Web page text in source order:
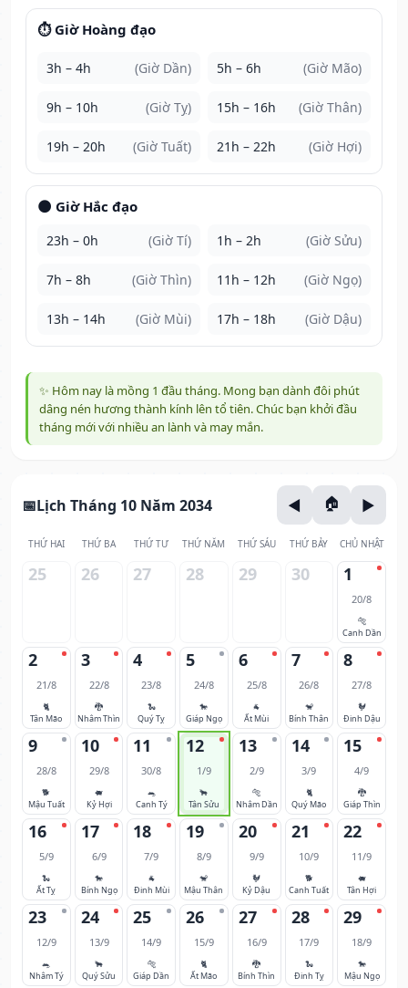
⏱️ Giờ Hoàng đạo
3h – 4h (Giờ Dần) 5h – 6h (Giờ Mão)
9h – 10h (Giờ Tỵ) 15h – 16h (Giờ Thân)
19h – 20h (Giờ Tuất) 21h – 22h (Giờ Hợi)
🌑 Giờ Hắc đạo
23h – 0h (Giờ Tí) 1h – 2h (Giờ Sửu)
7h – 8h (Giờ Thìn) 11h – 12h (Giờ Ngọ)
13h – 14h (Giờ Mùi) 17h – 18h (Giờ Dậu)
✨ Hôm nay là mồng 1 đầu tháng. Mong bạn dành đôi phút
dâng nén hương thành kính lên tổ tiên. Chúc bạn khởi đầu
tháng mới với nhiều an lành và may mắn.
Lịch Tháng 10 Năm 2034
THỨ HAI THỨ BA THỨ TƯ THỨ NĂM THỨ SÁU THỨ BẢY CHỦ NHẬT
25 26 27 28 29 30 1
20/8
🐅
Canh Dần
2
21/8
🐈
Tân Mão
3
22/8
🐉
Nhâm Thìn
4
23/8
🐍
Quý Tỵ
5
24/8
🐎
Giáp Ngọ
6
25/8
🐐
Ất Mùi
7
26/8
🐒
Bính Thân
8
27/8
🐓
Đinh Dậu
9
28/8
🐕
Mậu Tuất
10
29/8
🐖
Kỷ Hợi
11
30/8
🐀
Canh Tý
12
1/9
🐂
Tân Sửu
13
2/9
🐅
Nhâm Dần
14
3/9
🐈
Quý Mão
15
4/9
🐉
Giáp Thìn
16
5/9
🐍
Ất Tỵ
17
6/9
🐎
Bính Ngọ
18
7/9
🐐
Đinh Mùi
19
8/9
🐒
Mậu Thân
20
9/9
🐓
Kỷ Dậu
21
10/9
🐕
Canh Tuất
22
11/9
🐖
Tân Hợi
23
12/9
🐀
Nhâm Tý
24
13/9
🐂
Quý Sửu
25
14/9
🐅
Giáp Dần
26
15/9
🐈
Ất Mão
27
16/9
🐉
Bính Thìn
28
17/9
🐍
Đinh Tỵ
29
18/9
🐎
Mậu Ngọ